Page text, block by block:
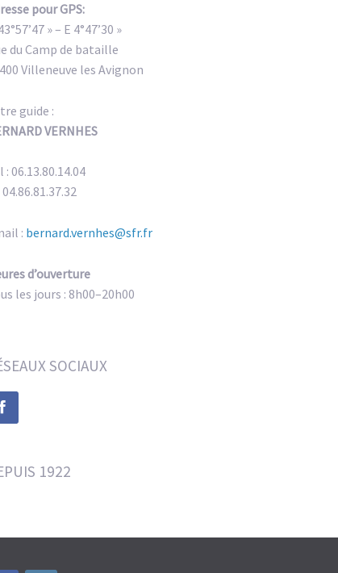
pour GPS:
» – E 4°47’30 »
du Camp de bataille
Villeneuve les Avignon
guide :
VERNHES
: 06.13.80.14.04
: bernard.vernhes@sfr.fr
d’ouverture
les jours : 8h00–20h00
SOCIAUX
1922